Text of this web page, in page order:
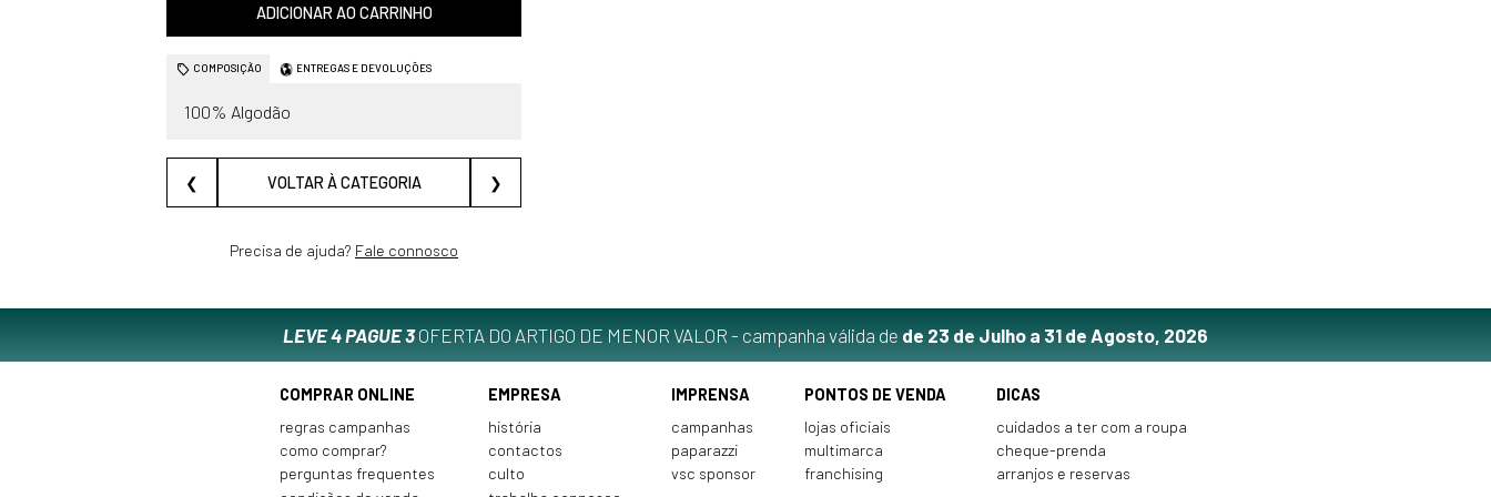
ADICIONAR AO CARRINHO
COMPOSIÇÃO ENTREGAS E DEVOLUÇÕES
100% Algodão
❮ VOLTAR À CATEGORIA ❯
Precisa de ajuda? Fale connosco
LEVE 4 PAGUE 3OFERTA DO ARTIGO DE MENOR VALOR - campanha válida de de 23 de Julho a 31 de Agosto, 2026
COMPRAR ONLINE
regras campanhas
como comprar?
perguntas frequentes
EMPRESA
história
contactos
culto
IMPRENSA
campanhas
paparazzi
vsc sponsor
PONTOS DE VENDA
lojas oficiais
multimarca
franchising
DICAS
cuidados a ter com a roupa
cheque-prenda
arranjos e reservas